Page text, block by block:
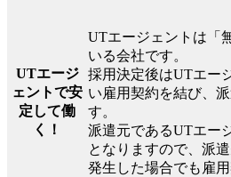
UTエージ
ェントで安
定して働
く！
UTエージェントは「
いる会社です。
採用決定後はUTエー
い雇用契約を結び、
す。
派遣元であるUTエー
となりますので、派
発生した場合でも雇